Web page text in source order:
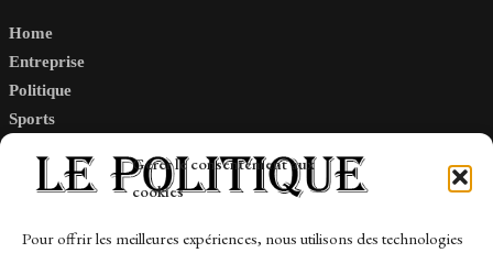
Gérer le consentement aux
cookies
Pour offrir les meilleures expériences, nous utilisons des technologies
Home
Entreprise
Politique
Sports